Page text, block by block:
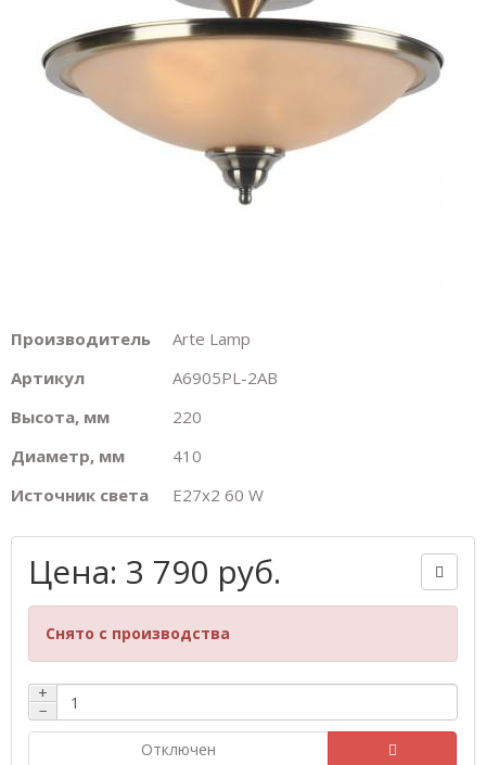
Производитель
Arte Lamp
Артикул
A6905PL-2AB
Высота, мм
220
Диаметр, мм
410
Источник света
E27х2 60 W
Цена: 3 790 руб.
Снято с производства
+
−
Отключен